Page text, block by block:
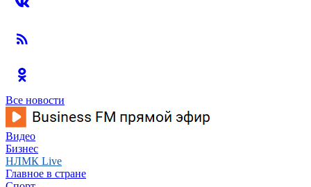
Все новости
Видео
Бизнес
НЛМК Live
Главное в стране